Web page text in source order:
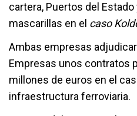
cartera, Puertos del
mascarillas en el caso
Ambas empresas
Empresas unos contratos
millones de euros en el
infraestructura ferroviaria.